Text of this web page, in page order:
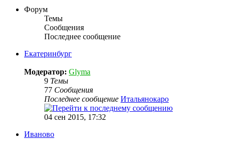
Форум
Темы
Сообщения
Последнее сообщение
Екатеринбург
Модератор: Glyma
9 Темы
77 Сообщения
Последнее сообщение Итальянокаро
04 сен 2015, 17:32
Иваново